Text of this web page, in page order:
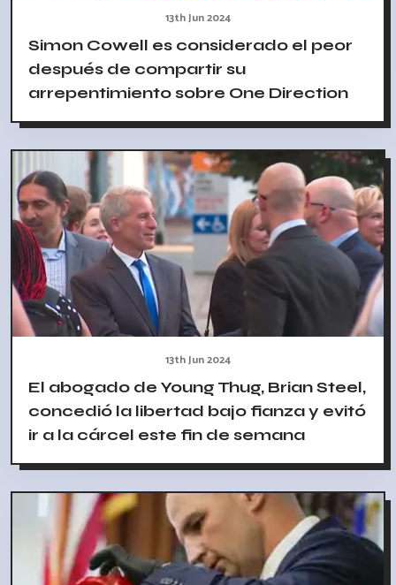
13th Jun 2024
Simon Cowell es considerado el peor
después de compartir su
arrepentimiento sobre One Direction
13th Jun 2024
El abogado de Young Thug, Brian Steel,
concedió la libertad bajo fianza y evitó
ir a la cárcel este fin de semana